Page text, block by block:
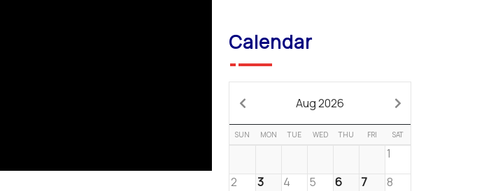
Calendar
Aug 2026
SUN MON TUE WED THU FRI SAT
1
2
3 4 5 6 7
8